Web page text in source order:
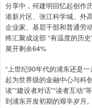
分享中，何建明回忆起创作
港新片区、张江科学城、外
企业家、基层干部和普通劳
终汇聚成这部 “有温度的历
展开剩余64%
“上世纪90年代的浦东还是
起为世界级的金融中心与科
读”“建设者对话”“读者互动
到浦东开发初期的艰辛岁月。